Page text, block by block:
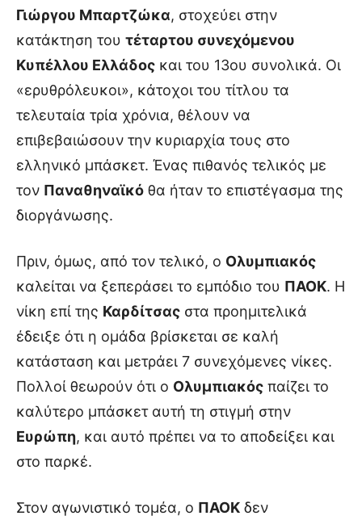
Γιώργου Μπαρτζώκα, στοχεύει στην
κατάκτηση του τέταρτου συνεχόμενου
Κυπέλλου Ελλάδος και του 13ου συνολικά. Οι
«ερυθρόλευκοι», κάτοχοι του τίτλου τα
τελευταία τρία χρόνια, θέλουν να
επιβεβαιώσουν την κυριαρχία τους στο
ελληνικό μπάσκετ. Ένας πιθανός τελικός με
τον Παναθηναϊκό θα ήταν το επιστέγασμα της
διοργάνωσης.
Πριν, όμως, από τον τελικό, ο Ολυμπιακός
καλείται να ξεπεράσει το εμπόδιο του ΠΑΟΚ. Η
νίκη επί της Καρδίτσας στα προημιτελικά
έδειξε ότι η ομάδα βρίσκεται σε καλή
κατάσταση και μετράει 7 συνεχόμενες νίκες.
Πολλοί θεωρούν ότι ο Ολυμπιακός παίζει το
καλύτερο μπάσκετ αυτή τη στιγμή στην
Ευρώπη, και αυτό πρέπει να το αποδείξει και
στο παρκέ.
Στον αγωνιστικό τομέα, ο ΠΑΟΚ δεν